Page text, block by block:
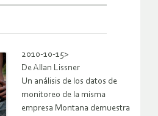
2010-10-15>
De Allan Lissner
Un análisis de los datos de
monitoreo de la misma
empresa Montana demuestra